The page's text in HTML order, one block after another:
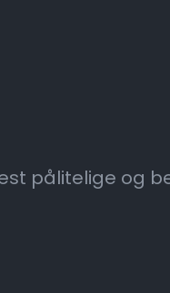
pålitelige og